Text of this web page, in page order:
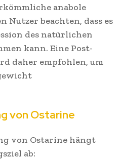
anabole
Nutzer beachten, dass es
des natürlichen
kann. Eine Post-
daher empfohlen, um
von Ostarine
von Ostarine hängt
ab: